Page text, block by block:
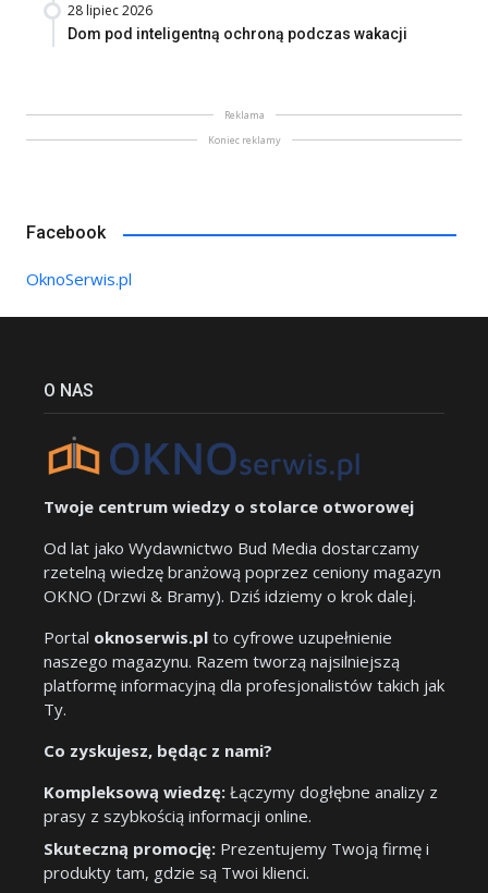
28 lipiec 2026
Dom pod inteligentną ochroną podczas wakacji
Reklama
Koniec reklamy
Facebook
OknoSerwis.pl
O NAS
Twoje centrum wiedzy o stolarce otworowej
Od lat jako Wydawnictwo Bud Media dostarczamy
rzetelną wiedzę branżową poprzez ceniony magazyn
OKNO (Drzwi & Bramy). Dziś idziemy o krok dalej.
Portal oknoserwis.pl to cyfrowe uzupełnienie
naszego magazynu. Razem tworzą najsilniejszą
platformę informacyjną dla profesjonalistów takich jak
Ty.
Co zyskujesz, będąc z nami?
Kompleksową wiedzę: Łączymy dogłębne analizy z
prasy z szybkością informacji online.
Skuteczną promocję: Prezentujemy Twoją firmę i
produkty tam, gdzie są Twoi klienci.